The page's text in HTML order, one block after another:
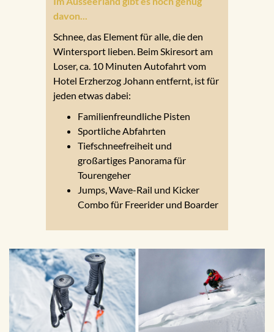
davon...
Schnee, das Element für alle, die den
Wintersport lieben. Beim Skiresort am
Loser, ca. 10 Minuten Autofahrt vom
Hotel Erzherzog Johann entfernt, ist für
jeden etwas dabei:
Familienfreundliche Pisten
Sportliche Abfahrten
Tiefschneefreiheit und
großartiges Panorama für
Tourengeher
Jumps, Wave-Rail und Kicker
Combo für Freerider und Boarder